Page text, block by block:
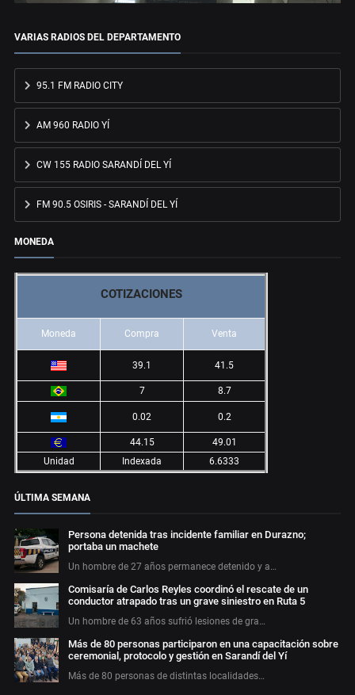
VARIAS RADIOS DEL DEPARTAMENTO
95.1 FM RADIO CITY
AM 960 RADIO YÍ
CW 155 RADIO SARANDÍ DEL YÍ
FM 90.5 OSIRIS - SARANDÍ DEL YÍ
MONEDA
COTIZACIONES
Moneda Compra Venta
39.1 41.5
7 8.7
0.02 0.2
44.15
49.01
Unidad
Indexada 6.6333
ÚLTIMA SEMANA
Persona detenida tras incidente familiar en Durazno;
portaba un machete
Un hombre de 27 años permanece detenido y a…
Comisaría de Carlos Reyles coordinó el rescate de un
conductor atrapado tras un grave siniestro en Ruta 5
Un hombre de 63 años sufrió lesiones de gra…
Más de 80 personas participaron en una capacitación sobre
ceremonial, protocolo y gestión en Sarandí del Yí
Más de 80 personas de distintas localidades…